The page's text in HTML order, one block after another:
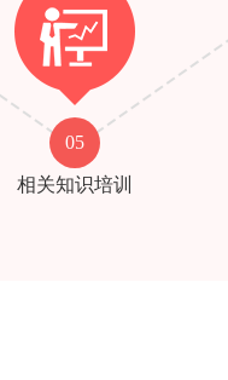
05
相关知识培训